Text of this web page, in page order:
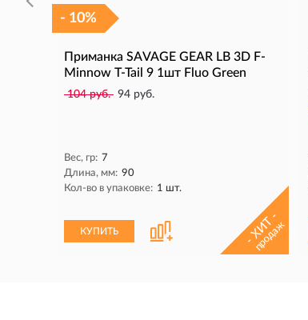
- 10%
Приманка SAVAGE GEAR LB 3D F-
Minnow T-Tail 9 1шт Fluo Green
104 руб. 94 руб.
Вес, гр: 7
Длина, мм: 90
Кол-во в упаковке: 1 шт.
КУПИТЬ - ХИТ -
продаж